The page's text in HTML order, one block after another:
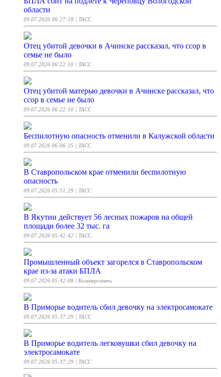
области
09.07.2026 06:27:18 | ТАСС
Отец убитой девочки в Ачинске рассказал, что ссор в
семье не было
09.07.2026 06:22:10 | ТАСС
Отец убитой матерью девочки в Ачинске рассказал, что
ссор в семье не было
09.07.2026 06:22:10 | ТАСС
Беспилотную опасность отменили в Калужской области
09.07.2026 06:06:25 | ТАСС
В Ставропольском крае отменили беспилотную
опасность
09.07.2026 05:51:29 | ТАСС
В Якутии действует 56 лесных пожаров на общей
площади более 32 тыс. га
09.07.2026 05:42:42 | ТАСС
Промышленный объект загорелся в Ставропольском
крае из-за атаки БПЛА
09.07.2026 05:42:08 | Коммерсантъ
В Приморье водитель сбил девочку на электросамокате
09.07.2026 05:37:29 | ТАСС
В Приморье водитель легковушки сбил девочку на
электросамокате
09.07.2026 05:37:29 | ТАСС